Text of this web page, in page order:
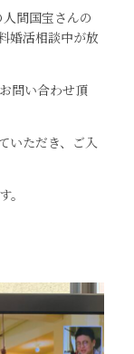
間国宝さんの
婚活相談中が放
問い合わせ頂
いただき、ご入
。